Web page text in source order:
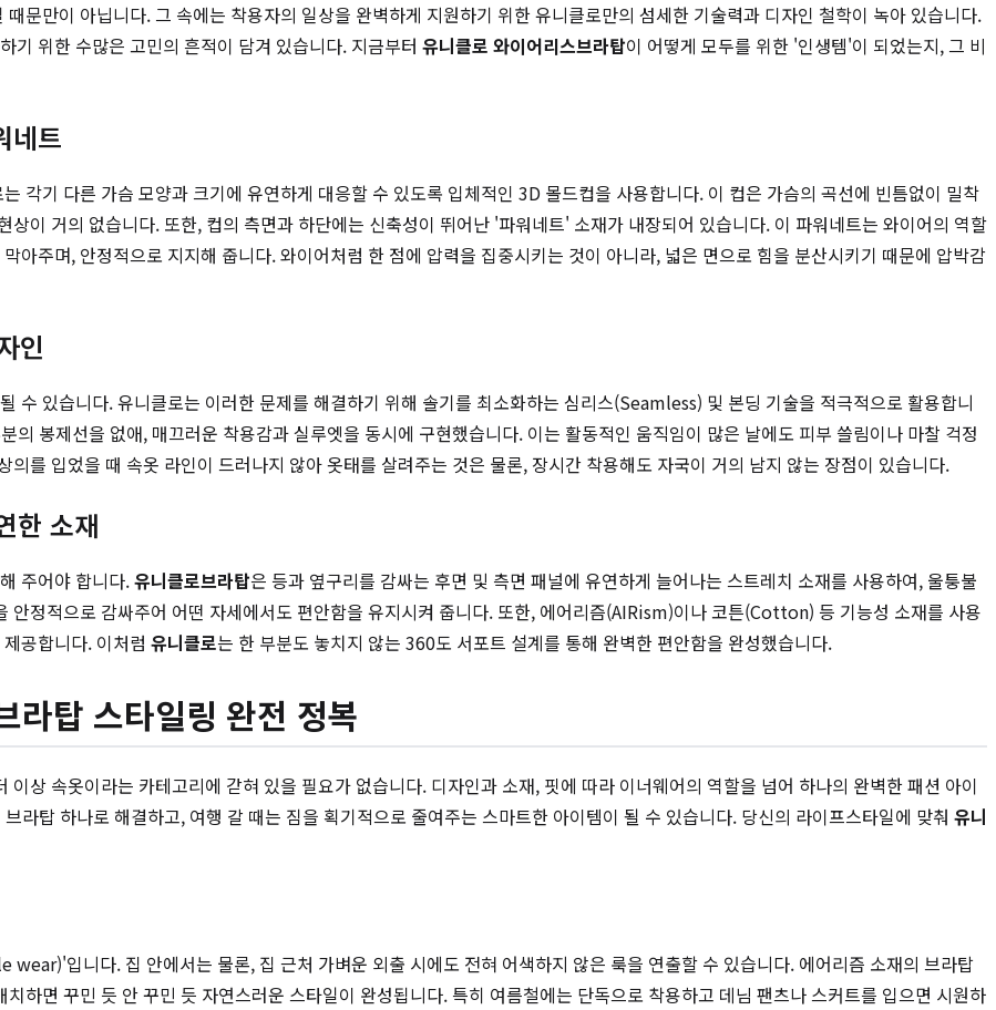
문만이 아닙니다. 그 속에는 착용자의 일상을 완벽하게 지원하기 위한 유니클로만의 섬세한 기술력과 디자인 철학이 녹아 있습니다.
기 위한 수많은 고민의 흔적이 담겨 있습니다. 지금부터 유니클로 와이어리스브라탑이 어떻게 모두를 위한 '인생템'이 되었는지, 그 비
네트
각기 다른 가슴 모양과 크기에 유연하게 대응할 수 있도록 입체적인 3D 몰드컵을 사용합니다. 이 컵은 가슴의 곡선에 빈틈없이 밀착
이 거의 없습니다. 또한, 컵의 측면과 하단에는 신축성이 뛰어난 '파워네트' 소재가 내장되어 있습니다. 이 파워네트는 와이어의 역할
아주며, 안정적으로 지지해 줍니다. 와이어처럼 한 점에 압력을 집중시키는 것이 아니라, 넓은 면으로 힘을 분산시키기 때문에 압박감
인
수 있습니다. 유니클로는 이러한 문제를 해결하기 위해 솔기를 최소화하는 심리스(Seamless) 및 본딩 기술을 적극적으로 활용합니
의 봉제선을 없애, 매끄러운 착용감과 실루엣을 동시에 구현했습니다. 이는 활동적인 움직임이 많은 날에도 피부 쓸림이나 마찰 걱정
를 입었을 때 속옷 라인이 드러나지 않아 옷태를 살려주는 것은 물론, 장시간 착용해도 자국이 거의 남지 않는 장점이 있습니다.
한 소재
주어야 합니다.유니클로브라탑은 등과 옆구리를 감싸는 후면 및 측면 패널에 유연하게 늘어나는 스트레치 소재를 사용하여, 울퉁불
안정적으로 감싸주어 어떤 자세에서도 편안함을 유지시켜 줍니다. 또한, 에어리즘(AIRism)이나 코튼(Cotton) 등 기능성 소재를 사용
공합니다. 이처럼 유니클로는 한 부분도 놓치지 않는 360도 서포트 설계를 통해 완벽한 편안함을 완성했습니다.
라탑 스타일링 완전 정복
상 속옷이라는 카테고리에 갇혀 있을 필요가 없습니다. 디자인과 소재, 핏에 따라 이너웨어의 역할을 넘어 하나의 완벽한 패션 아이
라탑 하나로 해결하고, 여행 갈 때는 짐을 획기적으로 줄여주는 스마트한 아이템이 될 수 있습니다. 당신의 라이프스타일에 맞춰 유니
입니다. 집 안에서는 물론, 집 근처 가벼운 외출 시에도 전혀 어색하지 않은 룩을 연출할 수 있습니다. 에어리즘 소재의 브라탑
하면 꾸민 듯 안 꾸민 듯 자연스러운 스타일이 완성됩니다. 특히 여름철에는 단독으로 착용하고 데님 팬츠나 스커트를 입으면 시원하